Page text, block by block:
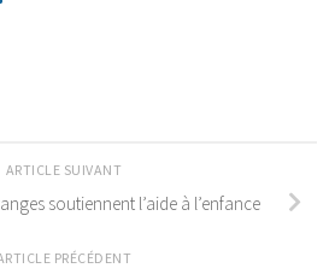
ARTICLE SUIVANT
soutiennent l’aide à l’enfance
PRÉCÉDENT